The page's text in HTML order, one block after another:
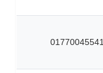
01770045541